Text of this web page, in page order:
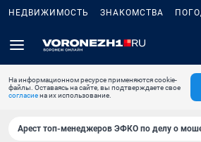
НЕДВИЖИМОСТЬ ЗНАКОМСТВА
На информационном ресурсе применяются cookie-
файлы. Оставаясь на сайте, вы подтверждаете свое
согласиена их использование.
Арест топ-менеджеров ЭФКО по делу о